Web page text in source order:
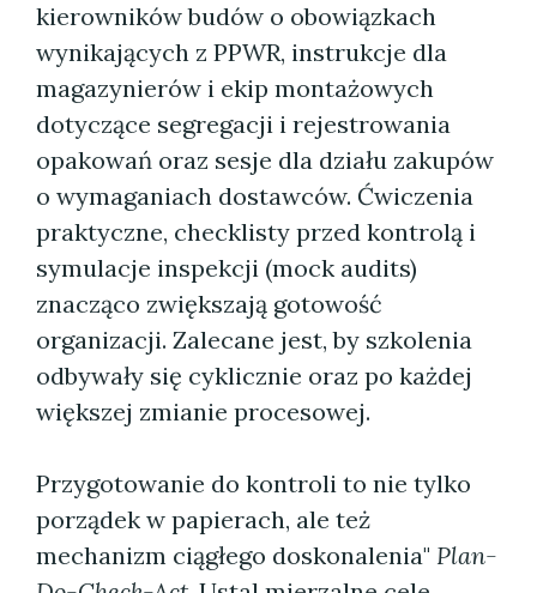
kierowników budów o obowiązkach
wynikających z PPWR, instrukcje dla
magazynierów i ekip montażowych
dotyczące segregacji i rejestrowania
opakowań oraz sesje dla działu zakupów
o wymaganiach dostawców. Ćwiczenia
praktyczne, checklisty przed kontrolą i
symulacje inspekcji (mock audits)
znacząco zwiększają gotowość
organizacji. Zalecane jest, by szkolenia
odbywały się cyklicznie oraz po każdej
większej zmianie procesowej.
Przygotowanie do kontroli to nie tylko
porządek w papierach, ale też
mechanizm ciągłego doskonalenia" Plan-